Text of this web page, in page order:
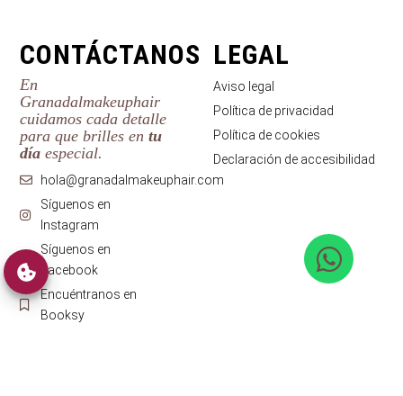
CONTÁCTANOS
En
Granadalmakeuphair
cuidamos cada detalle
para que brilles entu
día especial.
hola@granadalmakeuphair.com
Síguenos en
Instagram
Síguenos en
Facebook
Encuéntranos en
Booksy
LEGAL
Aviso legal
Política de privacidad
Política de cookies
Declaración de accesibilidad